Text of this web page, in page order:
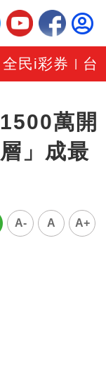
全民i彩券 台
萬開
」成最
A- A A+